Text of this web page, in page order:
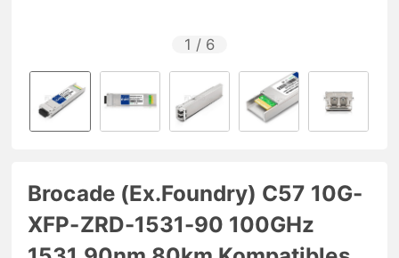
1 / 6
Brocade (Ex.Foundry) C57 10G-
XFP-ZRD-1531-90 100GHz